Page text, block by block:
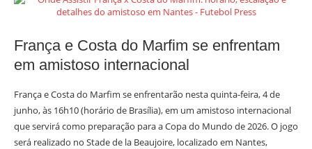
França e Costa do Marfim se enfrentam
em amistoso internacional
França e Costa do Marfim se enfrentarão nesta quinta-feira, 4 de
junho, às 16h10 (horário de Brasília), em um amistoso internacional
que servirá como preparação para a Copa do Mundo de 2026. O jogo
será realizado no Stade de la Beaujoire, localizado em Nantes,